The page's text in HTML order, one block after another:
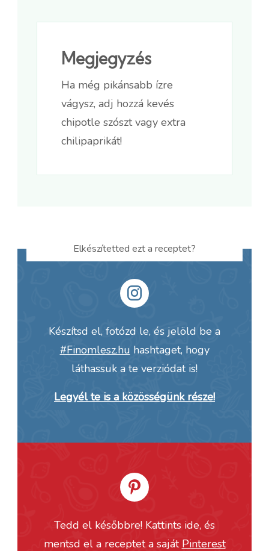
Megjegyzés
Ha még pikánsabb ízre
vágysz, adj hozzá kevés
chipotle szószt vagy extra
chilipaprikát!
Elkészítetted ezt a receptet?
Készítsd el, fotózd le, és jelöld be a
#Finomlesz.hu hashtaget, hogy
láthassuk a te verziódat is!
Legyél te is a közösségünk része!
Tedd el későbbre! Kattints ide, és
mentsd el a receptet a saját Pinterest